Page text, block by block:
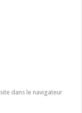
dans le navigateur